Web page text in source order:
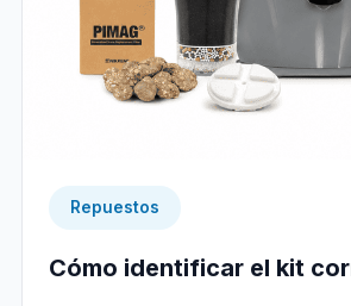
Repuestos
Cómo identificar el kit